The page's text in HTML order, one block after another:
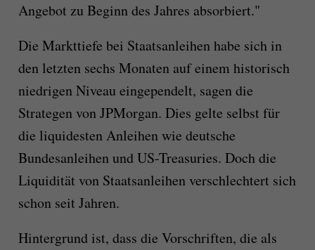
Angebot zu Beginn des Jahres absorbiert."
Die Markttiefe bei Staatsanleihen habe sich in
den letzten sechs Monaten auf einem historisch
niedrigen Niveau eingependelt, sagen die
Strategen von JPMorgan. Dies gelte selbst für
die liquidesten Anleihen wie deutsche
Bundesanleihen und US-Treasuries. Doch die
Liquidität von Staatsanleihen verschlechtert sich
schon seit Jahren.
Hintergrund ist, dass die Vorschriften, die als